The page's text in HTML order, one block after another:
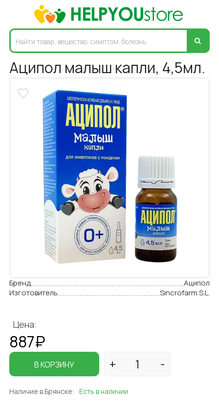
Аципол малыш капли, 4,5мл.
Бренд
Аципол
Изготовитель
Sincrofarm S.L.
Цена:
887₽
В КОРЗИНУ
Наличие в Брянске: Есть в наличии